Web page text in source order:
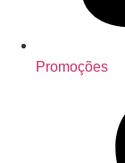
Promoções